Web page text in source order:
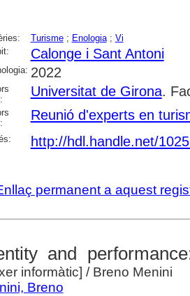
Turisme; Enologia; Vi
Calonge i Sant Antoni
2022
Universitat de Girona.
Reunió d'experts en
http://hdl.handle.net/
permanent a aquest
and
informàtic] / Breno Menini
Breno